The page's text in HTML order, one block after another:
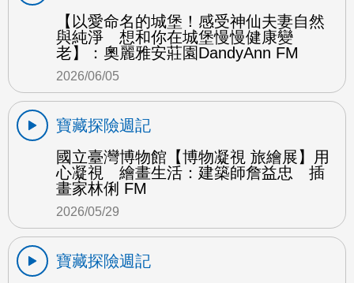
【以愛命名的城堡！感受神仙夫妻自然
與純淨 想和你在城堡慢慢健康變
老】：奧麗雅安莊園DandyAnn FM
2026/06/05
寶藏探險週記
國立臺灣博物館【博物凝視 旅繪展】用
心凝視 繪畫生活：建築師詹益忠 插
畫家林俐 FM
2026/05/29
寶藏探險週記